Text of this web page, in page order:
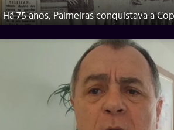
Há 75 anos, Palmeiras conquistava a